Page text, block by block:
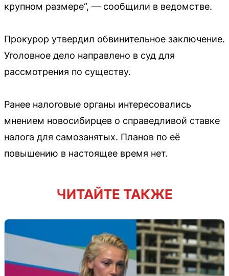
крупном размере“, — сообщили в ведомстве.
Прокурор утвердил обвинительное заключение.
Уголовное дело направлено в суд для
рассмотрения по существу.
Ранее налоговые органы интересовались
мнением новосибирцев о справедливой ставке
налога для самозанятых. Планов по её
повышению в настоящее время нет.
ЧИТАЙТЕ ТАКЖЕ